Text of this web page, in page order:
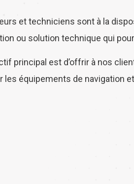
et techniciens sont à la
ou solution technique qui
principal est d’offrir à nos
les équipements de navigation